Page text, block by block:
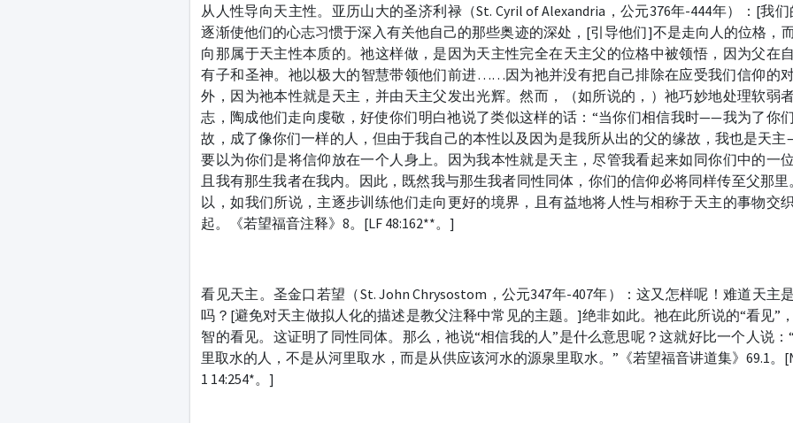
从人性导向天主性。亚历山大的圣济利禄（St. Cyril of Alexandria，公元376年-444年）：[我
逐渐使他们的心志习惯于深入有关他自己的那些奥迹的深处，[引导他们]不是走向人的位格，
向那属于天主性本质的。祂这样做，是因为天主性完全在天主父的位格中被领悟，因为父在
有子和圣神。祂以极大的智慧带领他们前进……因为祂并没有把自己排除在应受我们信仰的
外，因为祂本性就是天主，并由天主父发出光辉。然而，（如所说的，）祂巧妙地处理软弱
志，陶成他们走向虔敬，好使你们明白祂说了类似这样的话：“当你们相信我时——我为了你
故，成了像你们一样的人，但由于我自己的本性以及因为是我所从出的父的缘故，我也是天
要以为你们是将信仰放在一个人身上。因为我本性就是天主，尽管我看起来如同你们中的一
且我有那生我者在我内。因此，既然我与那生我者同性同体，你们的信仰必将同样传至父那里
以，如我们所说，主逐步训练他们走向更好的境界，且有益地将人性与相称于天主的事物交
起。《若望福音注释》8。[LF 48:162**。]
看见天主。圣金口若望（St. John Chrysostom，公元347年-407年）：这又怎样呢！难道天主
吗？[避免对天主做拟人化的描述是教父注释中常见的主题。]绝非如此。祂在此所说的“看见”
智的看见。这证明了同性同体。那么，祂说“相信我的人”是什么意思呢？这就好比一个人说：
里取水的人，不是从河里取水，而是从供应该河水的源泉里取水。”《若望福音讲道集》69.1。
1 14:254*。]